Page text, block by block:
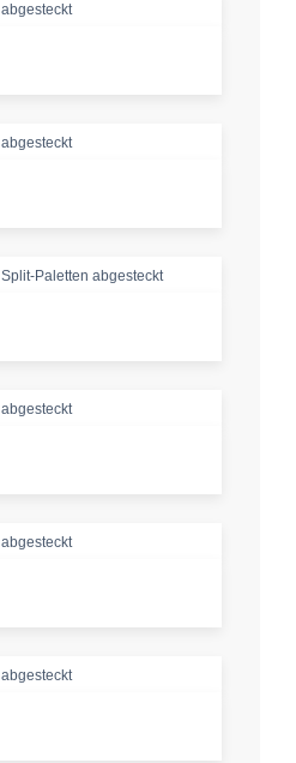
abgesteckt
abgesteckt
Split-Paletten abgesteckt
abgesteckt
abgesteckt
abgesteckt